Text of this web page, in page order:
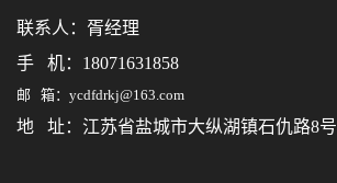
联系人： 胥经理
手 机：18071631858
邮 箱：ycdfdrkj@163.com
地 址：江苏省盐城市大纵湖镇石仇路8号